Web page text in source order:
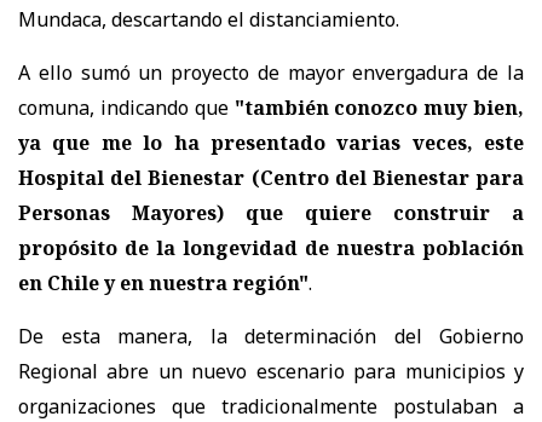
Mundaca, descartando el distanciamiento.
A ello sumó un proyecto de mayor envergadura de la
comuna, indicando que "también conozco muy bien,
ya que me lo ha presentado varias veces, este
Hospital del Bienestar (Centro del Bienestar para
Personas Mayores) que quiere construir a
propósito de la longevidad de nuestra población
en Chile y en nuestra región".
De esta manera, la determinación del Gobierno
Regional abre un nuevo escenario para municipios y
organizaciones que tradicionalmente postulaban a